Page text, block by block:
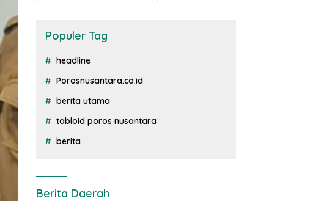
Populer Tag
headline
Porosnusantara.co.id
berita utama
tabloid poros nusantara
berita
Berita Daerah